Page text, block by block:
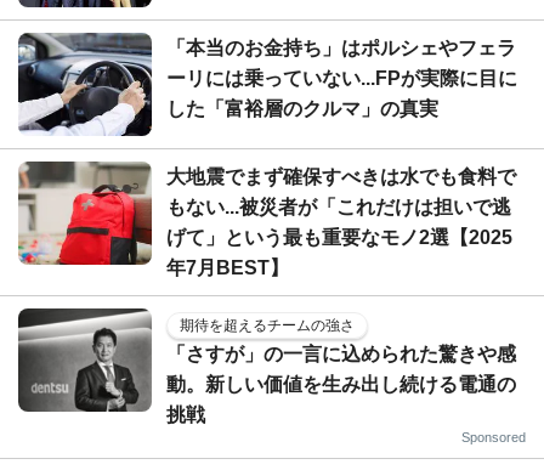
「本当のお金持ち」はポルシェやフェラ
ーリには乗っていない...FPが実際に目に
した「富裕層のクルマ」の真実
大地震でまず確保すべきは水でも食料で
もない...被災者が「これだけは担いで逃
げて」という最も重要なモノ2選【2025
年7月BEST】
期待を超えるチームの強さ
「さすが」の一言に込められた驚きや感
動。新しい価値を生み出し続ける電通の
挑戦
Sponsored